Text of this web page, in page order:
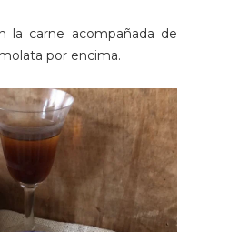
la carne acompañada de
por encima.